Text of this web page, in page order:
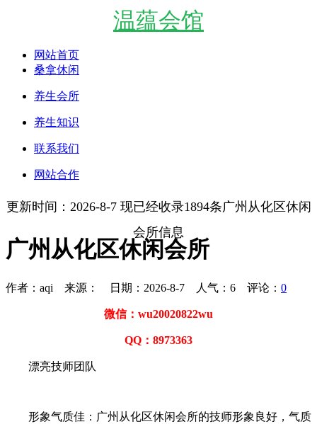
温蕴会馆
网站首页
桑拿休闲
养生会所
养生知识
联系我们
网站合作
更新时间：2026-8-7 现已经收录1894条广州从化区休闲
会所信息
广州从化区休闲会所
作者：aqi 来源： 日期：2026-8-7 人气： 6 评论： 0
微信：wu20020822wu
QQ：8973363
漂亮技师团队
形象气质佳：广州从化区休闲会所的技师形象良好，气质